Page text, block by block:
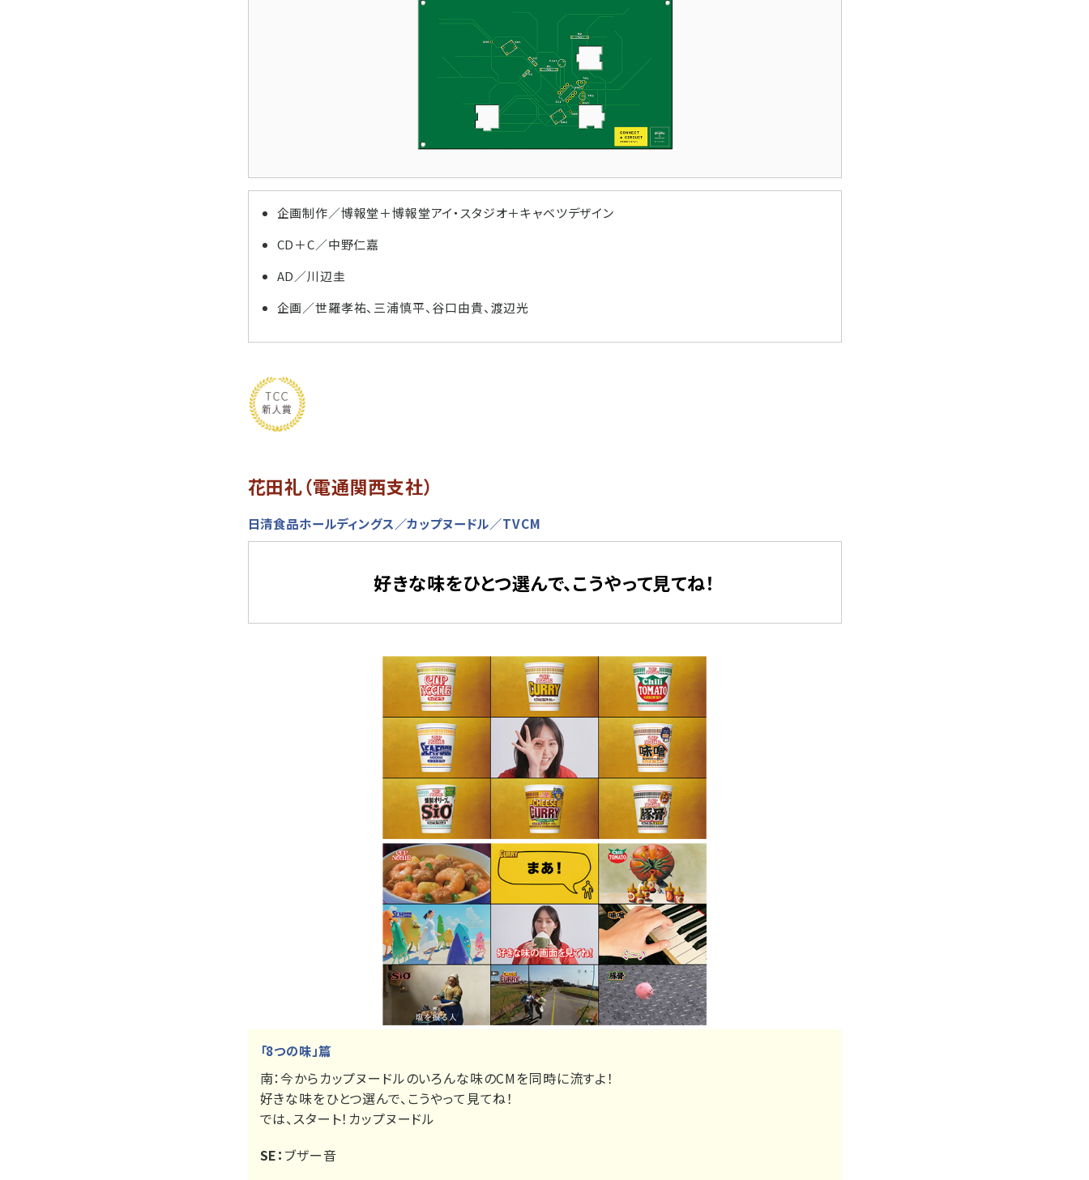
企画制作／博報堂＋博報堂アイ・スタジオ＋キャベツデザイン
CD＋C／中野仁嘉
AD／川辺圭
企画／世羅孝祐、三浦慎平、谷口由貴、渡辺光
花田礼（電通関西支社）
日清食品ホールディングス／カップヌードル／TVCM
好きな味をひとつ選んで、こうやって見てね！
「8つの味」篇
南：今からカップヌードルのいろんな味のCMを同時に流すよ！
好きな味をひとつ選んで、こうやって見てね！
では、スタート！カップヌードル
SE： ブザー音